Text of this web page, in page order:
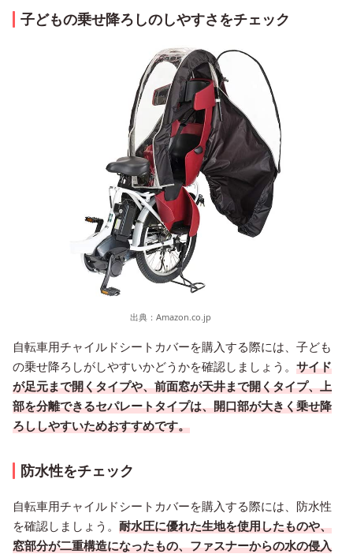
子どもの乗せ降ろしのしやすさをチェック
出典： Amazon.co.jp
自転車用チャイルドシートカバーを購入する際には、子ども
の乗せ降ろしがしやすいかどうかを確認しましょう。 サイド
が足元まで開くタイプや、前面窓が天井まで開くタイプ、上
部を分離できるセパレートタイプは、開口部が大きく乗せ降
ろししやすいためおすすめです。
防水性をチェック
自転車用チャイルドシートカバーを購入する際には、防水性
を確認しましょう。 耐水圧に優れた生地を使用したものや、
窓部分が二重構造になったもの、ファスナーからの水の侵入